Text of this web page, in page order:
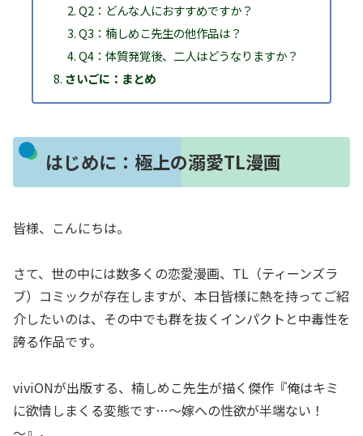
Q2：どんな人におすすめですか？
Q3：楠しめこ先生の他作品は？
Q4：体質発覚後、二人はどうなりますか？
さいごに：まとめ
はじめに：極上の溺愛TL漫画
皆様、こんにちは。
さて、世の中には数多くの恋愛漫画、TL（ティーンズラ
ブ）コミックが存在しますが、本日皆様に熱を持ってご紹
介したいのは、その中でも群を抜くインパクトと中毒性を
誇る作品です。
viviONが出版する、楠しめこ先生が描く傑作『俺はキミ
に欲情しまくる変態です…～嫁への性欲が半端ない！